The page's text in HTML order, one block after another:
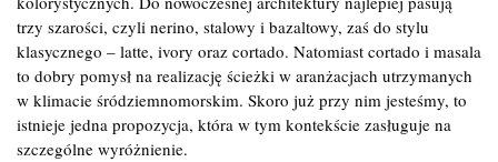
trzy szarości, czyli nerino, stalowy i bazaltowy, zaś do stylu
klasycznego – latte, ivory oraz cortado. Natomiast cortado i masala
to dobry pomysł na realizację ścieżki w aranżacjach utrzymanych
w klimacie śródziemnomorskim. Skoro już przy nim jesteśmy, to
istnieje jedna propozycja, która w tym kontekście zasługuje na
szczególne wyróżnienie.